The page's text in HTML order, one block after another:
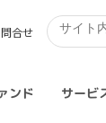
合せ
ンド サービ